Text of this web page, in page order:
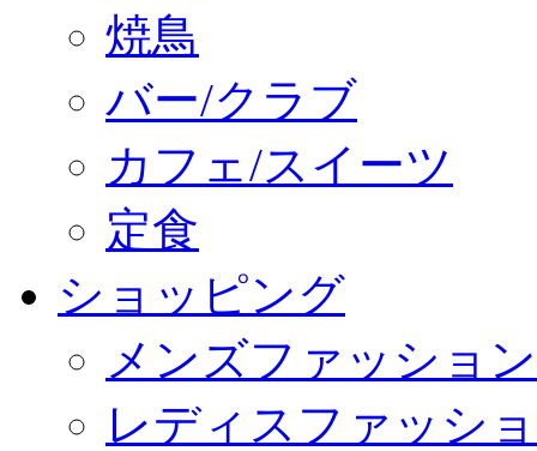
焼鳥
バー/クラブ
カフェ/スイーツ
定食
ショッピング
メンズファッション
レディスファッシ